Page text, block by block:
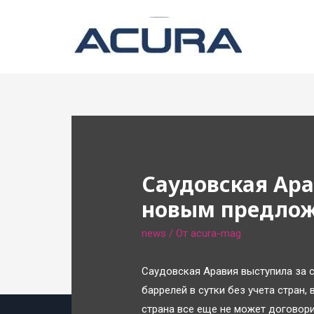
Саудовская
новым
news / От acura-mag
Саудовская Аравия выступила
баррелей в сутки без учета
страна все еще не может